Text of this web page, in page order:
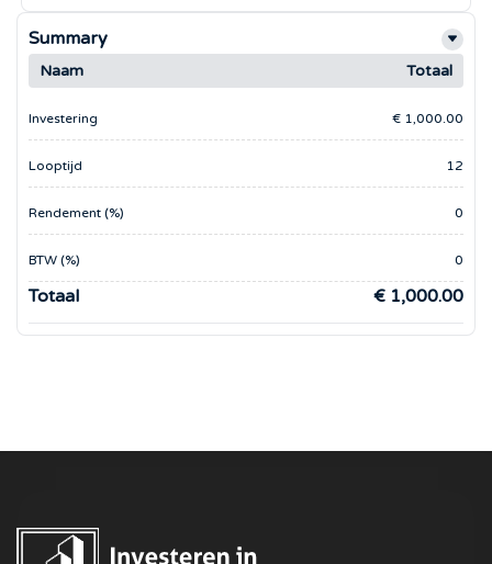
Summary
Naam Totaal
Investering € 1,000.00
Looptijd 12
Rendement (%) 0
BTW (%) 0
Totaal € 1,000.00